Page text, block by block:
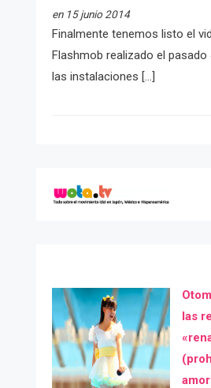
en 15 junio 2014
Finalmente tenemos listo el
Flashmob realizado el pasado
las instalaciones […]
las